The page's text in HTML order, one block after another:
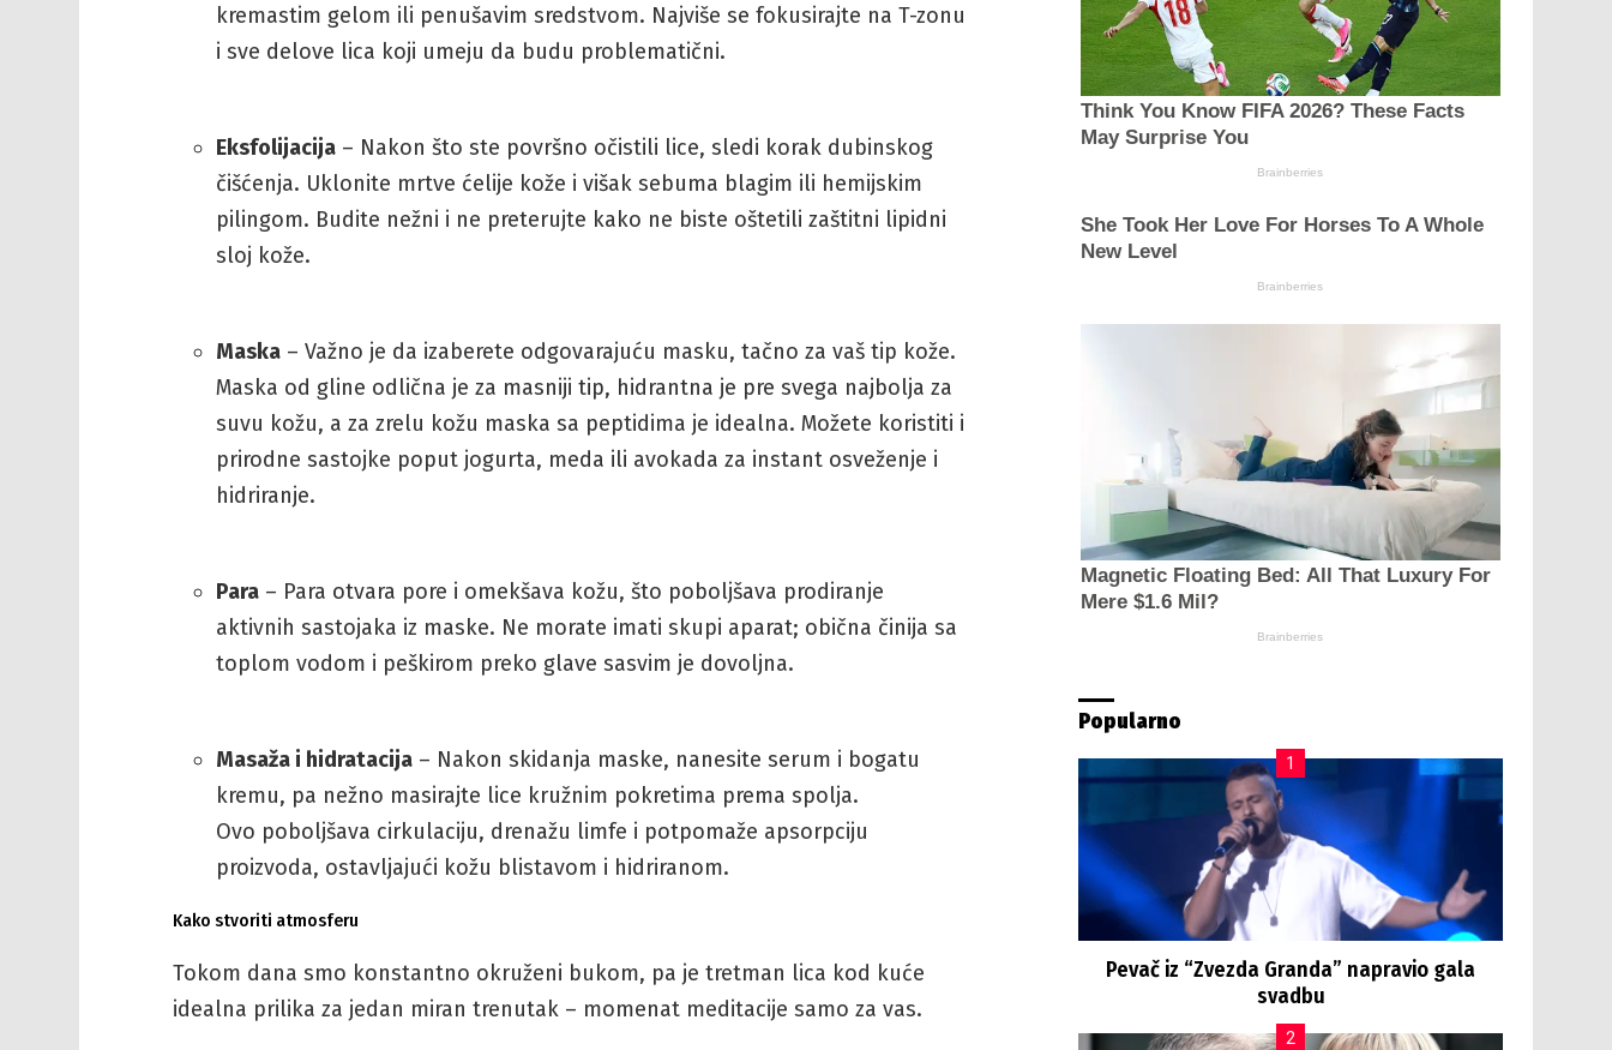
kremastim gelom ili penušavim sredstvom. Najviše se fokusirajte na T-zonu
i sve delove lica koji umeju da budu problematični.
Eksfolijacija – Nakon što ste površno očistili lice, sledi korak dubinskog
čišćenja. Uklonite mrtve ćelije kože i višak sebuma blagim ili hemijskim
pilingom. Budite nežni i ne preterujte kako ne biste oštetili zaštitni lipidni
sloj kože.
Maska – Važno je da izaberete odgovarajuću masku, tačno za vaš tip kože.
Maska od gline odlična je za masniji tip, hidrantna je pre svega najbolja za
suvu kožu, a za zrelu kožu maska sa peptidima je idealna. Možete koristiti i
prirodne sastojke poput jogurta, meda ili avokada za instant osveženje i
hidriranje.
Para – Para otvara pore i omekšava kožu, što poboljšava prodiranje
aktivnih sastojaka iz maske. Ne morate imati skupi aparat; obična činija sa
toplom vodom i peškirom preko glave sasvim je dovoljna.
Masaža i hidratacija – Nakon skidanja maske, nanesite serum i bogatu
kremu, pa nežno masirajte lice kružnim pokretima prema spolja.
Ovo poboljšava cirkulaciju, drenažu limfe i potpomaže apsorpciju
proizvoda, ostavljajući kožu blistavom i hidriranom.
Kako stvoriti atmosferu
Tokom dana smo konstantno okruženi bukom, pa je tretman lica kod kuće
idealna prilika za jedan miran trenutak – momenat meditacije samo za vas.
Popularno
Pevač iz “Zvezda Granda” napravio gala
svadbu